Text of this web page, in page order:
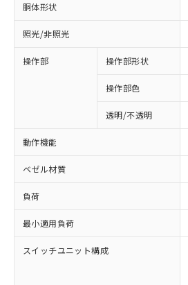
胴体形状
照光/非照光
操作部 操作部形状
操作部色
透明/不透明
動作機能
ベゼル材質
負荷
最小適用負荷
スイッチユニット構成